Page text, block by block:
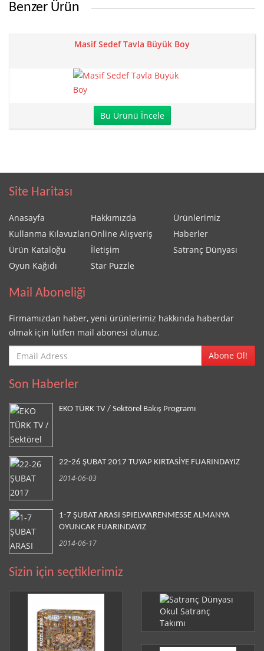
Benzer Ürün
Masif Sedef Tavla Büyük Boy
Bu Ürünü İncele
Site Haritası
Anasayfa Hakkımızda
Ürünlerimiz
Kullanma KılavuzlarıOnline Alışveriş
Haberler
Ürün Kataloğu
İletişim
Satranç Dünyası
Oyun Kağıdı
Star Puzzle
Mail Aboneliği
Firmamızdan haber, yeni ürünlerimiz hakkında haberdar
olmak için lütfen mail abonesi olunuz.
Abone Ol!
Son Haberler
EKO TÜRK TV / Sektörel Bakış Programı
22-26 ŞUBAT 2017 TUYAP KIRTASİYE FUARINDAYIZ
2014-06-03
1-7 ŞUBAT ARASI SPIELWARENMESSE ALMANYA
OYUNCAK FUARINDAYIZ
2014-06-17
Sizin için seçtiklerimiz